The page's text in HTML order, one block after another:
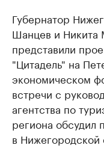
Губернатор
Шанцев и Никита
представили
"Цитадель" на
экономическом
встречи с
агентства по
региона обсудил
в Нижегородской